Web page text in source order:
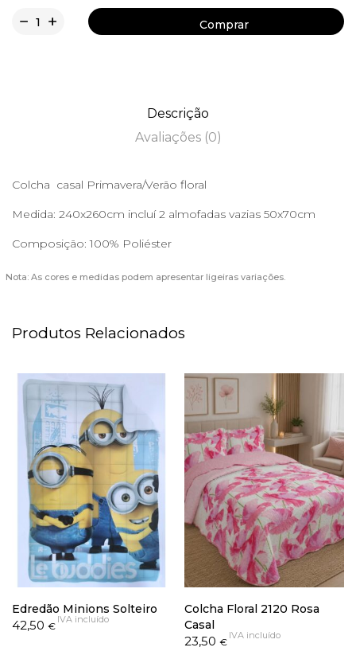
Comprar
Descrição
Avaliações (0)
Colcha casal Primavera/Verão floral
Medida: 240x260cm incluí 2 almofadas vazias 50x70cm
Composição: 100% Poliéster
Nota: As cores e medidas podem apresentar ligeiras variações.
Produtos Relacionados
Edredão Minions Solteiro
42,50 €
IVA incluído
Colcha Floral 2120 Rosa
Casal
23,50 €
IVA incluído